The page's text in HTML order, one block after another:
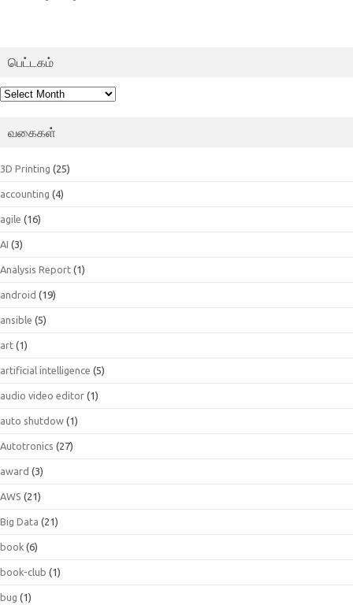
பெட்டகம்
பெட்டகம்
வகைகள்
3D Printing (25)
accounting (4)
agile (16)
AI (3)
Analysis Report (1)
android (19)
ansible (5)
art (1)
artificial intelligence (5)
audio video editor (1)
auto shutdow (1)
Autotronics (27)
award (3)
AWS (21)
Big Data (21)
book (6)
book-club (1)
bug (1)